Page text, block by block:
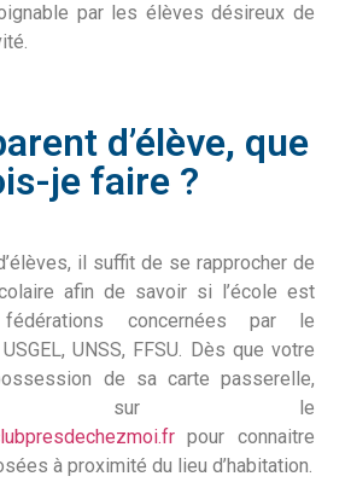
par les élèves désireux de
d’élève, que
je faire ?
il suffit de se rapprocher de
afin de savoir si l’école est
concernées par le
UNSS, FFSU. Dès que votre
de sa carte passerelle,
vous sur le
pour connaitre
à proximité du lieu d’habitation.